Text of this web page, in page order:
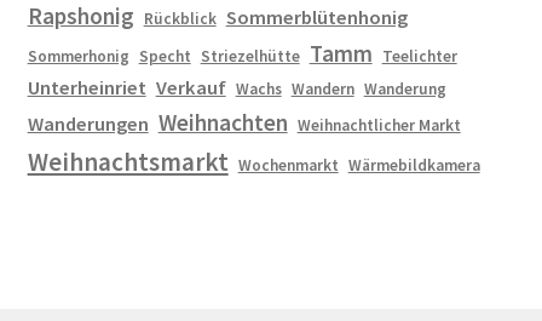
Rapshonig Rückblick Sommerblütenhonig
Sommerhonig Specht Striezelhütte Tamm Teelichter
Unterheinriet Verkauf Wachs Wandern Wanderung
Wanderungen Weihnachten Weihnachtlicher Markt
Weihnachtsmarkt Wochenmarkt Wärmebildkamera